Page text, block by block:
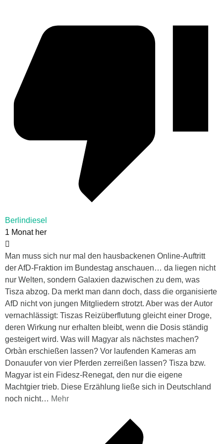
Berlindiesel
1 Monat her
Man muss sich nur mal den hausbackenen Online-Auftritt
der AfD-Fraktion im Bundestag anschauen… da liegen nicht
nur Welten, sondern Galaxien dazwischen zu dem, was
Tisza abzog. Da merkt man dann doch, dass die organisierte
AfD nicht von jungen Mitgliedern strotzt. Aber was der Autor
vernachlässigt: Tiszas Reizüberflutung gleicht einer Droge,
deren Wirkung nur erhalten bleibt, wenn die Dosis ständig
gesteigert wird. Was will Magyar als nächstes machen?
Orbàn erschießen lassen? Vor laufenden Kameras am
Donauufer von vier Pferden zerreißen lassen? Tisza bzw.
Magyar ist ein Fidesz-Renegat, den nur die eigene
Machtgier trieb. Diese Erzählung ließe sich in Deutschland
noch nicht… Mehr